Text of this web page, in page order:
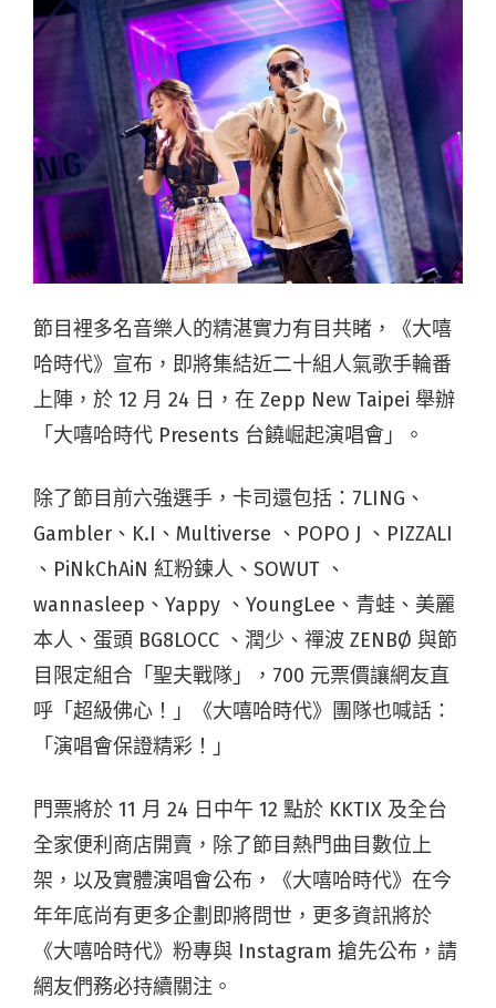
節目裡多名音樂人的精湛實力有目共睹，《大嘻
哈時代》宣布，即將集結近二十組人氣歌手輪番
上陣，於 12 月 24 日，在 Zepp New Taipei 舉辦
「大嘻哈時代 Presents 台饒崛起演唱會」。
除了節目前六強選手，卡司還包括：7LING、
Gambler、K.I、Multiverse 、POPO J 、PIZZALI
、PiNkChAiN 紅粉鍊人、SOWUT 、
wannasleep、Yappy 、YoungLee、青蛙、美麗
本人、蛋頭 BG8LOCC 、潤少、禪波 ZENBØ 與節
目限定組合「聖夫戰隊」，700 元票價讓網友直
呼「超級佛心！」《大嘻哈時代》團隊也喊話：
「演唱會保證精彩！」
門票將於 11 月 24 日中午 12 點於 KKTIX 及全台
全家便利商店開賣，除了節目熱門曲目數位上
架，以及實體演唱會公布，《大嘻哈時代》在今
年年底尚有更多企劃即將問世，更多資訊將於
《大嘻哈時代》粉專與 Instagram 搶先公布，請
網友們務必持續關注。